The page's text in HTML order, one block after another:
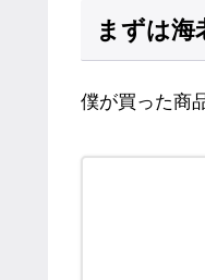
まずは海
僕が買った商